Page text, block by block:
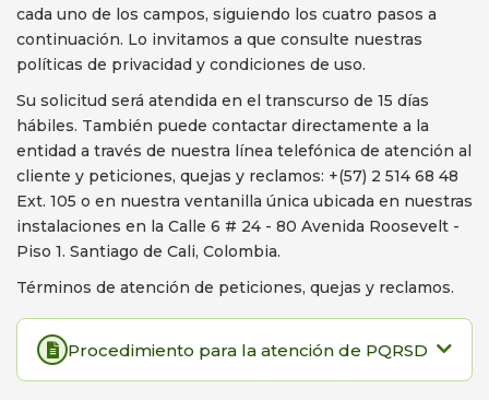
cada uno de los campos, siguiendo los cuatro pasos a
continuación. Lo invitamos a que consulte nuestras
políticas de privacidad y condiciones de uso.
Su solicitud será atendida en el transcurso de 15 días
hábiles. También puede contactar directamente a la
entidad a través de nuestra línea telefónica de atención al
cliente y peticiones, quejas y reclamos: +(57) 2 514 68 48
Ext. 105 o en nuestra ventanilla única ubicada en nuestras
instalaciones en la Calle 6 # 24 - 80 Avenida Roosevelt -
Piso 1. Santiago de Cali, Colombia.
Términos de atención de peticiones, quejas y reclamos.
Procedimiento para la atención de PQRSD